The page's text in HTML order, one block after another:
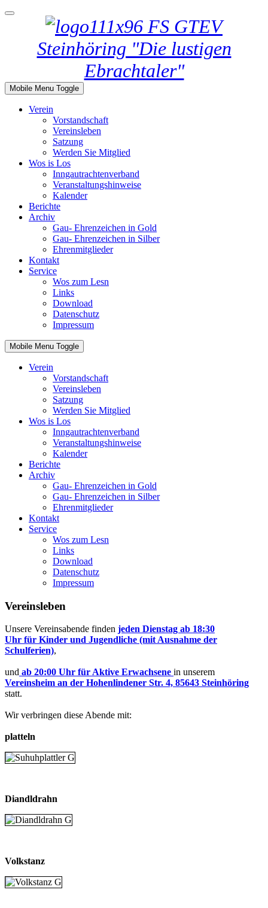
GTEV
Steinhöring "Die lustigen
Ebrachtaler"
Mobile Menu Toggle
Verein
Vorstandschaft
Vereinsleben
Satzung
Werden Sie Mitglied
Wos is Los
Inngautrachtenverband
Veranstaltungshinweise
Kalender
Berichte
Archiv
Gau- Ehrenzeichen in Gold
Gau- Ehrenzeichen in Silber
Ehrenmitglieder
Kontakt
Service
Wos zum Lesn
Links
Download
Datenschutz
Impressum
Mobile Menu Toggle
Verein
Vorstandschaft
Vereinsleben
Satzung
Werden Sie Mitglied
Wos is Los
Inngautrachtenverband
Veranstaltungshinweise
Kalender
Berichte
Archiv
Gau- Ehrenzeichen in Gold
Gau- Ehrenzeichen in Silber
Ehrenmitglieder
Kontakt
Service
Wos zum Lesn
Links
Download
Datenschutz
Impressum
Vereinsleben
Unsere Vereinsabende finden jeden Dienstag ab 18:30
Uhr für Kinder und Jugendliche (mit Ausnahme der
Schulferien),
und ab 20:00 Uhr für Aktive Erwachsene in unserem
Vereinsheim an der Hohenlindener Str. 4, 85643 Steinhöring
statt.
Wir verbringen diese Abende mit:
platteln
Diandldrahn
Volkstanz